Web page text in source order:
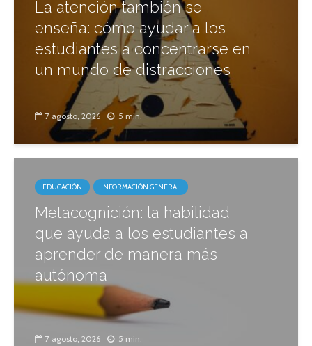
La atención también se
enseña: cómo ayudar a los
estudiantes a concentrarse en
un mundo de distracciones
7 agosto, 2026 5 min.
EDUCACIÓN INFORMACIÓN GENERAL
Metacognición: la habilidad
que ayuda a los estudiantes a
aprender de manera más
autónoma
7 agosto, 2026 5 min.